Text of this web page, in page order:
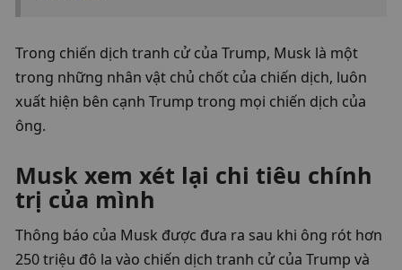
Trong chiến dịch tranh cử của Trump, Musk là một
trong những nhân vật chủ chốt của chiến dịch, luôn
xuất hiện bên cạnh Trump trong mọi chiến dịch của
ông.
Musk xem xét lại chi tiêu chính
trị của mình
Thông báo của Musk được đưa ra sau khi ông rót hơn
250 triệu đô la vào chiến dịch tranh cử của Trump và